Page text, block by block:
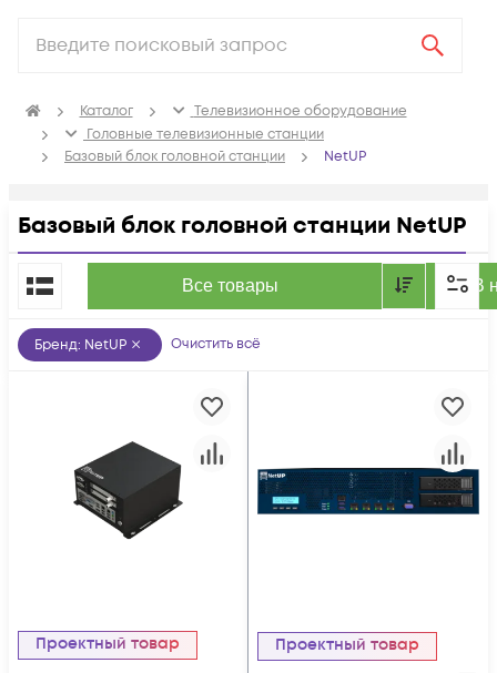
Каталог
Телевизионное оборудование
Головные телевизионные станции
Базовый блок головной станции
NetUP
Базовый блок головной станции NetUP
Все товары В
По популярности
Бренд: NetUP Очистить всё
Проектный товар Проектный товар